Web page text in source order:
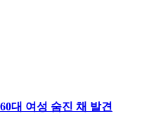
대 여성 숨진 채 발견